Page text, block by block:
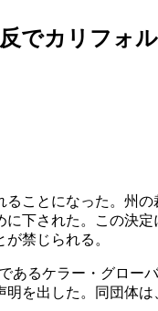
でカリフォ
ことになった。州
下された。この決
禁じられる。
るケラー・グロ
を出した。同団体